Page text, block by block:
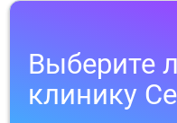
Выберите
клинику